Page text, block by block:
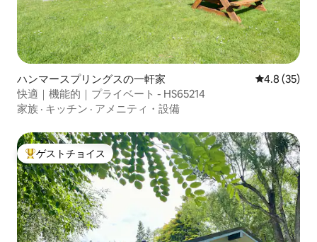
ハンマースプリングスの一軒家 レビュー35
4.8 (35)
快適｜機能的｜プライベート - HS65214
家族 · キッチン · アメニティ・設備
大好評のゲストチョイスです。
ゲストチョイス